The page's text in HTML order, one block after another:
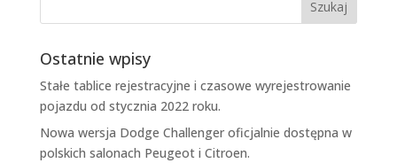
Ostatnie wpisy
Stałe tablice rejestracyjne i czasowe wyrejestrowanie
pojazdu od stycznia 2022 roku.
Nowa wersja Dodge Challenger oficjalnie dostępna w
polskich salonach Peugeot i Citroen.